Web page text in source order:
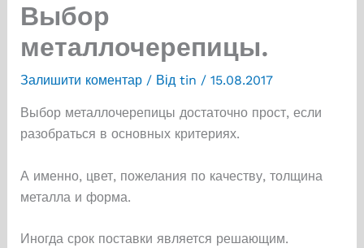
Выбор
металлочерепицы.
Залишити коментар / Від tin / 15.08.2017
Выбор металлочерепицы достаточно прост, если
разобраться в основных критериях.
А именно, цвет, пожелания по качеству, толщина
металла и форма.
Иногда срок поставки является решающим.